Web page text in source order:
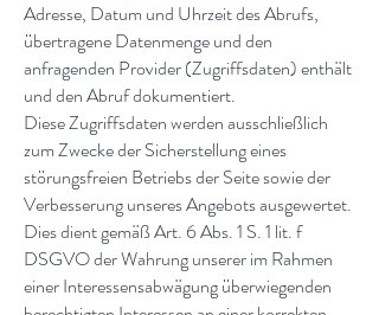
Adresse, Datum und Uhrzeit des Abrufs,
übertragene Datenmenge und den
anfragenden Provider (Zugriffsdaten) enthält
und den Abruf dokumentiert.
Diese Zugriffsdaten werden ausschließlich
zum Zwecke der Sicherstellung eines
störungsfreien Betriebs der Seite sowie der
Verbesserung unseres Angebots ausgewertet.
Dies dient gemäß Art. 6 Abs. 1 S. 1 lit. f
DSGVO der Wahrung unserer im Rahmen
einer Interessensabwägung überwiegenden